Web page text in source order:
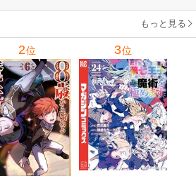
ミック） 6巻
（
もっと見る
2位 3位